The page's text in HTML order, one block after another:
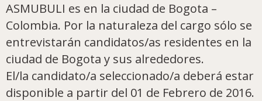
ASMUBULI es en la ciudad de Bogota –
Colombia. Por la naturaleza del cargo sólo se
entrevistarán candidatos/as residentes en la
ciudad de Bogota y sus alrededores.
El/la candidato/a seleccionado/a deberá estar
disponible a partir del 01 de Febrero de 2016.